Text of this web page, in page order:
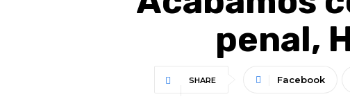
penal,
SHARE Facebook